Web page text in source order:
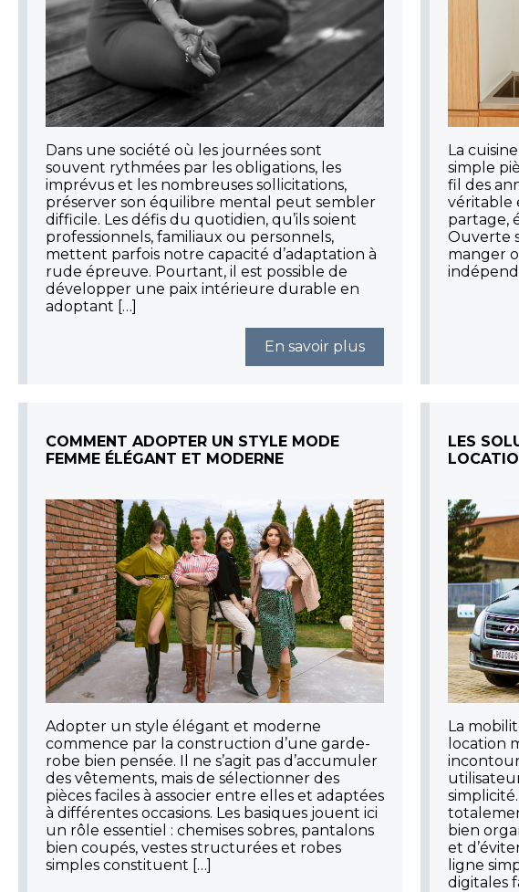
Dans une société où les journées sont
souvent rythmées par les obligations, les
imprévus et les nombreuses sollicitations,
préserver son équilibre mental peut sembler
difficile. Les défis du quotidien, qu’ils soient
professionnels, familiaux ou personnels,
mettent parfois notre capacité d’adaptation à
rude épreuve. Pourtant, il est possible de
développer une paix intérieure durable en
adoptant […]
En savoir plus
La
simple
fil des
véritable
partage,
Ouverte
manger
COMMENT ADOPTER UN STYLE MODE
FEMME ÉLÉGANT ET MODERNE
Adopter un style élégant et moderne
commence par la construction d’une garde-
robe bien pensée. Il ne s’agit pas d’accumuler
des vêtements, mais de sélectionner des
pièces faciles à associer entre elles et adaptées
à différentes occasions. Les basiques jouent ici
un rôle essentiel : chemises sobres, pantalons
bien coupés, vestes structurées et robes
simples constituent […]
LES
La
location
bien
et
ligne
digitales